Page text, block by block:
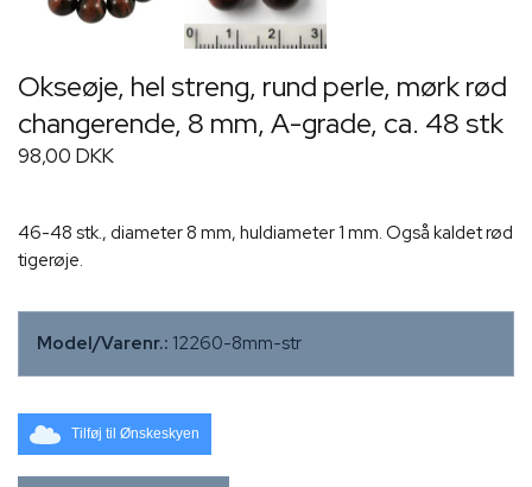
Okseøje, hel streng, rund perle, mørk rød
changerende, 8 mm, A-grade, ca. 48 stk
98,00 DKK
46-48 stk., diameter 8 mm, huldiameter 1 mm. Også kaldet rød
tigerøje.
Model/Varenr.: 12260-8mm-str
Tilføj til Ønskeskyen